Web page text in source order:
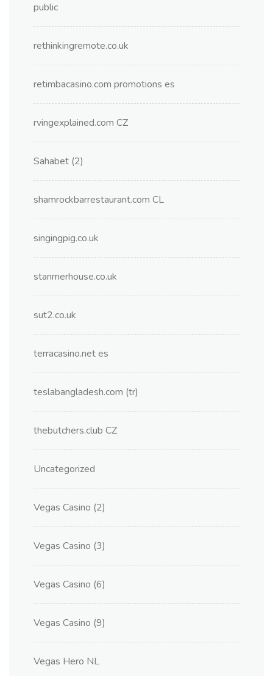
public
rethinkingremote.co.uk
retimbacasino.com promotions es
rvingexplained.com CZ
Sahabet (2)
shamrockbarrestaurant.com CL
singingpig.co.uk
stanmerhouse.co.uk
sut2.co.uk
terracasino.net es
teslabangladesh.com (tr)
thebutchers.club CZ
Uncategorized
Vegas Casino (2)
Vegas Casino (3)
Vegas Casino (6)
Vegas Casino (9)
Vegas Hero NL